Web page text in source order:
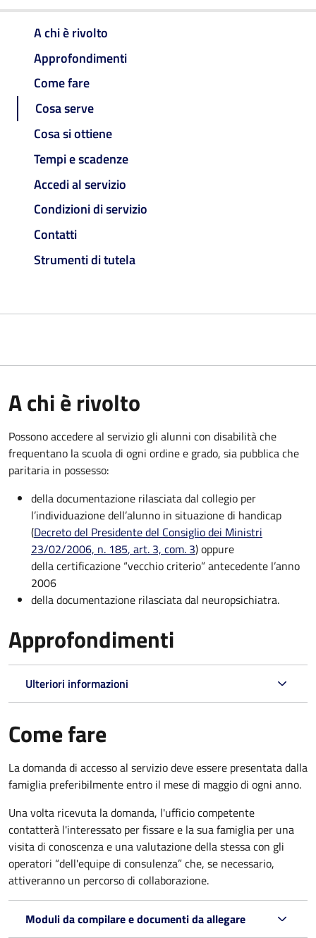
A chi è rivolto
Approfondimenti
Come fare
Cosa serve
Cosa si ottiene
Tempi e scadenze
Accedi al servizio
Condizioni di servizio
Contatti
Strumenti di tutela
A chi è rivolto
Possono accedere al servizio gli alunni con disabilità che
frequentano la scuola di ogni ordine e grado, sia pubblica che
paritaria in possesso:
della documentazione rilasciata dal collegio per
l’individuazione dell’alunno in situazione di handicap
(Decreto del Presidente del Consiglio dei Ministri
23/02/2006, n. 185, art. 3, com. 3) oppure
della certificazione “vecchio criterio” antecedente l’anno
2006
della documentazione rilasciata dal neuropsichiatra.
Approfondimenti
Ulteriori informazioni
Come fare
La domanda di accesso al servizio deve essere presentata dalla
famiglia preferibilmente entro il mese di maggio di ogni anno.
Una volta ricevuta la domanda, l'ufficio competente
contatterà l'interessato per fissare e la sua famiglia per una
visita di conoscenza e una valutazione della stessacon gli
operatori “dell'equipe di consulenza” che, se necessario,
attiveranno un percorso di collaborazione.
Moduli da compilare e documenti da allegare